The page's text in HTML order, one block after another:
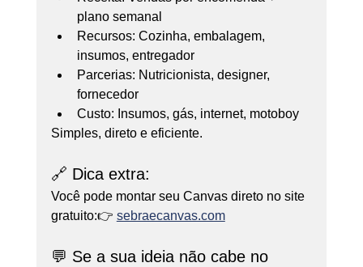
plano semanal
Recursos: Cozinha, embalagem,
insumos, entregador
Parcerias: Nutricionista, designer,
fornecedor
Custo: Insumos, gás, internet, motoboy
Simples, direto e eficiente.
🔗 Dica extra:
Você pode montar seu Canvas direto no site
gratuito:👉 sebraecanvas.com
💬 Se a sua ideia não cabe no